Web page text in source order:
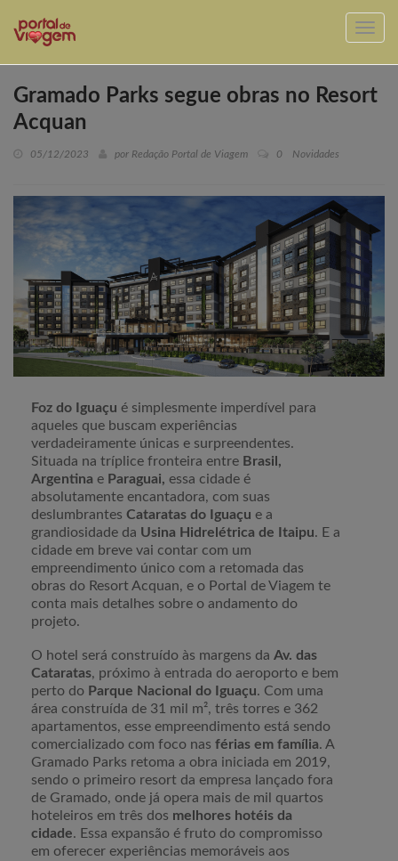
Gramado Parks segue obras no Resort
Acquan
05/12/2023 por Redação Portal de Viagem 0 Novidades
Foz do Iguaçu é simplesmente imperdível para
aqueles que buscam experiências
verdadeiramente únicas e surpreendentes.
Situada na tríplice fronteira entre Brasil,
Argentina e Paraguai, essa cidade é
absolutamente encantadora, com suas
deslumbrantes Cataratas do Iguaçu e a
grandiosidade da Usina Hidrelétrica de Itaipu. E a
cidade em breve vai contar com um
empreendimento único com a retomada das
obras do Resort Acquan, e o Portal de Viagem te
conta mais detalhes sobre o andamento do
projeto.
O hotel será construído às margens da Av. das
Cataratas, próximo à entrada do aeroporto e bem
perto do Parque Nacional do Iguaçu. Com uma
área construída de 31 mil m², três torres e 362
apartamentos, esse empreendimento está sendo
comercializado com foco nas férias em família. A
Gramado Parks retoma a obra iniciada em 2019,
sendo o primeiro resort da empresa lançado fora
de Gramado, onde já opera mais de mil quartos
hoteleiros em três dos melhores hotéis da
cidade. Essa expansão é fruto do compromisso
em oferecer experiências memoráveis aos